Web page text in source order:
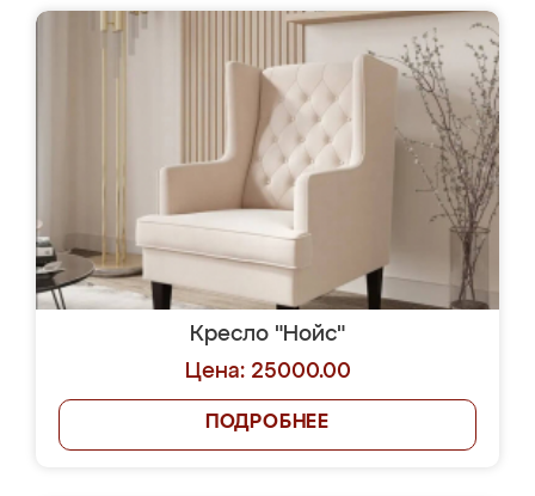
Кресло "Нойс"
Цена: 25000.00
ПОДРОБНЕЕ